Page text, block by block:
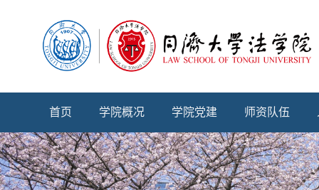
首页 学院概况 学院党建 师资队伍